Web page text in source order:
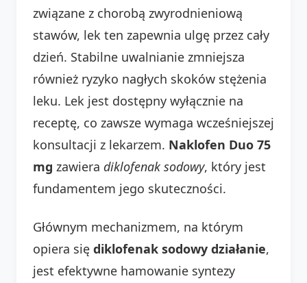
związane z chorobą zwyrodnieniową
stawów, lek ten zapewnia ulgę przez cały
dzień. Stabilne uwalnianie zmniejsza
również ryzyko nagłych skoków stężenia
leku. Lek jest dostępny wyłącznie na
receptę, co zawsze wymaga wcześniejszej
konsultacji z lekarzem. Naklofen Duo 75
mg zawiera diklofenak sodowy, który jest
fundamentem jego skuteczności.
Głównym mechanizmem, na którym
opiera się diklofenak sodowy działanie,
jest efektywne hamowanie syntezy